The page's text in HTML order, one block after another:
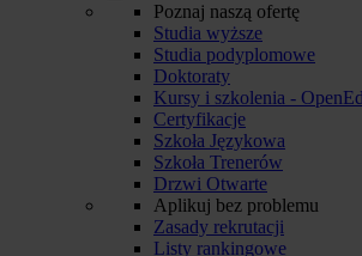
Poznaj naszą ofertę
Studia wyższe
Studia podyplomowe
Doktoraty
Kursy i szkolenia -
Certyfikacje
Szkoła Językowa
Szkoła Trenerów
Drzwi Otwarte
Aplikuj bez problemu
Zasady rekrutacji
Listy rankingowe